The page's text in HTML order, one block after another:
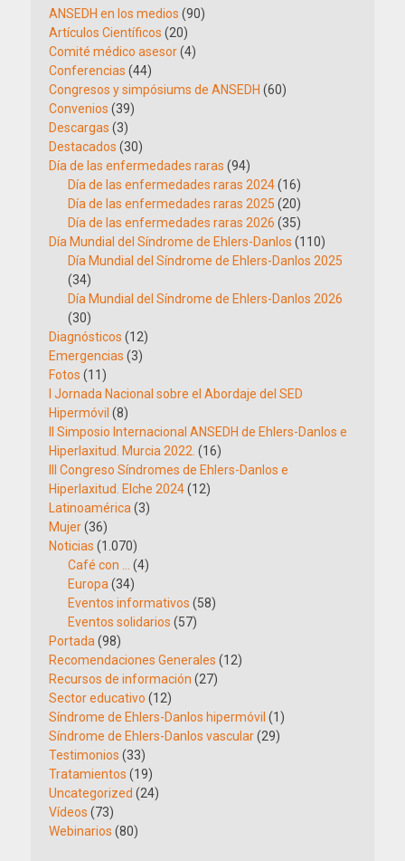
ANSEDH en los medios (90)
Artículos Científicos (20)
Comité médico asesor(4)
Conferencias (44)
Congresos y simpósiums de ANSEDH (60)
Convenios (39)
Descargas (3)
Destacados (30)
Día de las enfermedades raras (94)
Día de las enfermedades raras 2024(16)
Día de las enfermedades raras 2025 (20)
Día de las enfermedades raras 2026 (35)
Día Mundial del Síndrome de Ehlers-Danlos (110)
Día Mundial del Síndrome de Ehlers-Danlos 2025
(34)
Día Mundial del Síndrome de Ehlers-Danlos 2026
(30)
Diagnósticos (12)
Emergencias (3)
Fotos (11)
I Jornada Nacional sobre el Abordaje del SED
Hipermóvil (8)
II Simposio Internacional ANSEDH de Ehlers-Danlos e
Hiperlaxitud. Murcia 2022. (16)
III Congreso Síndromes de Ehlers-Danlos e
Hiperlaxitud. Elche 2024(12)
Latinoamérica (3)
Mujer(36)
Noticias (1.070)
Café con …
(4)
Europa (34)
Eventos informativos (58)
Eventos solidarios (57)
Portada (98)
Recomendaciones Generales (12)
Recursos de información (27)
Sector educativo (12)
Síndrome de Ehlers-Danlos hipermóvil (1)
Síndrome de Ehlers-Danlos vascular(29)
Testimonios (33)
Tratamientos (19)
Uncategorized (24)
Vídeos (73)
Webinarios (80)